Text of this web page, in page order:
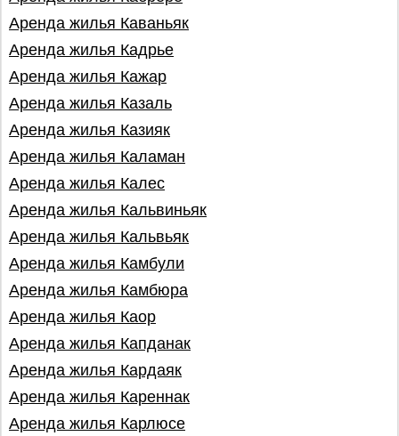
Аренда жилья Каваньяк
Аренда жилья Кадрье
Аренда жилья Кажар
Аренда жилья Казаль
Аренда жилья Казияк
Аренда жилья Каламан
Аренда жилья Калес
Аренда жилья Кальвиньяк
Аренда жилья Кальвьяк
Аренда жилья Камбули
Аренда жилья Камбюра
Аренда жилья Каор
Аренда жилья Капданак
Аренда жилья Кардаяк
Аренда жилья Кареннак
Аренда жилья Карлюсе